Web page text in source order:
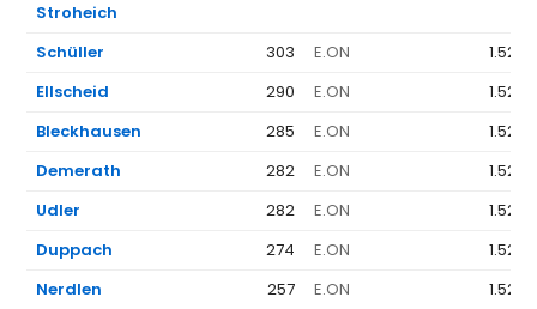
Stroheich
Schüller 303 E.ON
1.523
Ellscheid
290 E.ON
1.523
Bleckhausen
285 E.ON
1.523
Demerath
282 E.ON
1.523
Udler
282 E.ON
1.523
Duppach
274 E.ON
1.523
Nerdlen
257 E.ON
1.523